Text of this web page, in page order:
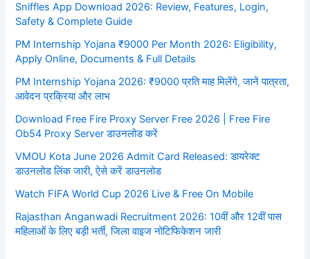
Sniffles App Download 2026: Review, Features, Login,
Safety & Complete Guide
PM Internship Yojana ₹9000 Per Month 2026: Eligibility,
Apply Online, Documents & Full Details
PM Internship Yojana 2026: ₹9000 प्रति माह मिलेंगे, जानें पात्रता,
आवेदन प्रक्रिया और लाभ
Download Free Fire Proxy Server Free 2026 | Free Fire
Ob54 Proxy Server डाउनलोड करें
VMOU Kota June 2026 Admit Card Released: डायरेक्ट
डाउनलोड लिंक जारी, ऐसे करें डाउनलोड
Watch FIFA World Cup 2026 Live & Free On Mobile
Rajasthan Anganwadi Recruitment 2026: 10वीं और 12वीं पास
महिलाओं के लिए बड़ी भर्ती, जिला वाइज नोटिफिकेशन जारी